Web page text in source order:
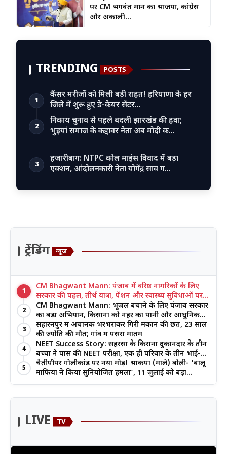
पर CM भगवंत मान का भाजपा, कांग्रेस
और अकाली...
TRENDING POSTS
1
कैंसर मरीजों को मिली बड़ी राहत! हरियाणा के हर
जिले में शुरू हुए डे-केयर सेंटर…
2
निकाय चुनाव से पहले बदली झारखंड की हवा;
भुइयां समाज के कद्दावर नेता अब मोदी क…
3
हजारीबाग: NTPC कोल माइंस विवाद में बड़ा
एक्शन, आंदोलनकारी नेता योगेंद्र साव ग…
ट्रेंडिंग न्यूज
1
CM Bhagwant Mann: पंजाब में वरिष्ठ नागरिकों के लिए
सरकार की पहल, तीर्थ यात्रा, पेंशन और स्वास्थ्य सुविधाओं पर
जोर
2
CM Bhagwant Mann: भूजल बचाने के लिए पंजाब सरकार
का बड़ा अभियान, किसानों को नहर का पानी और आधुनिक
खेती का मिल रहा लाभ
3
सहारनपुर में अचानक भरभराकर गिरी मकान की छत, 23 साल
की ज्योति की मौत; गांव में पसरा मातम
4
NEET Success Story: सहरसा के किराना दुकानदार के तीन
बच्चों ने पास की NEET परीक्षा, एक ही परिवार के तीन भाई-
बहनों ने रचा इतिहास
5
चैतीपीपर गोलीकांड पर नया मोड़! भाकपा (माले) बोली- 'बालू
माफिया ने किया सुनियोजित हमला', 11 जुलाई को बड़ा
आंदोलन
LIVE TV